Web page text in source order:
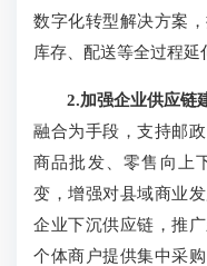
数字化转型解决方案
库存、配送等全过程延
2.加强企业供应链建
融合为手段，支持邮
商品批发、零售向上
变，增强对县域商业
企业下沉供应链，推
个体商户提供集中采